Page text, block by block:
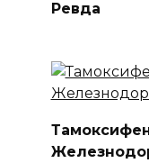
Ревда